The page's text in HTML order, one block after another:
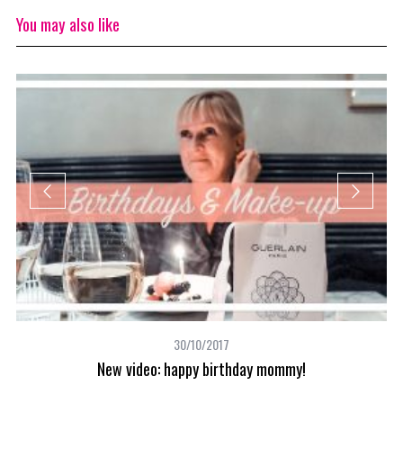
You may also like
30/10/2017
New video: happy birthday mommy!